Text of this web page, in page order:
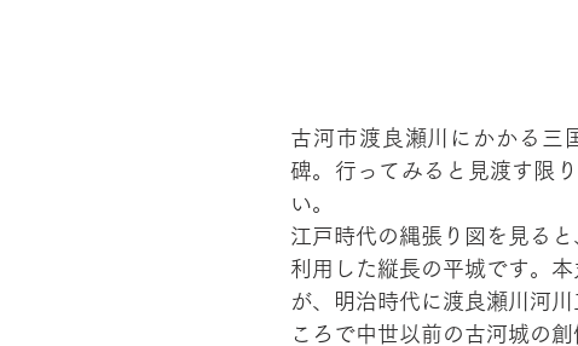
古河市渡良瀬川にかかる三
碑。行ってみると見渡す限
い。
江戸時代の縄張り図を見る
利用した縦長の平城です。
が、明治時代に渡良瀬川河
ころで中世以前の古河城の